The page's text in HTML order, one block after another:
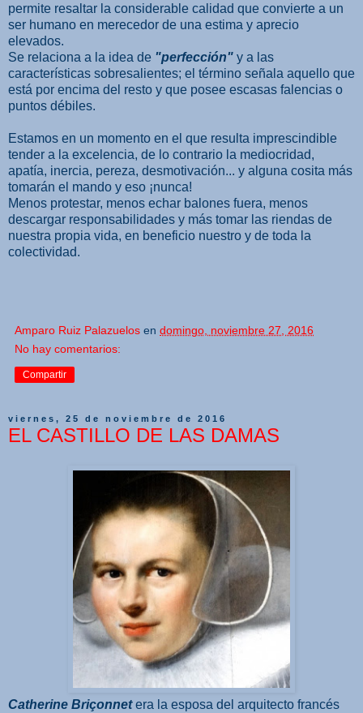
permite resaltar la considerable calidad que convierte a un
ser humano en merecedor de una estima y aprecio
elevados.
Se relaciona a la idea de "perfección" y a las
características sobresalientes; el término señala aquello que
está por encima del resto y que posee escasas falencias o
puntos débiles.
Estamos en un momento en el que resulta imprescindible
tender a la excelencia, de lo contrario la mediocridad,
apatía, inercia, pereza, desmotivación... y alguna cosita más
tomarán el mando y eso ¡nunca!
Menos protestar, menos echar balones fuera, menos
descargar responsabilidades y más tomar las riendas de
nuestra propia vida, en beneficio nuestro y de toda la
colectividad.
Amparo Ruiz Palazuelos en domingo, noviembre 27, 2016
No hay comentarios:
Compartir
viernes, 25 de noviembre de 2016
EL CASTILLO DE LAS DAMAS
Catherine Briçonnetera la esposa del arquitecto francés